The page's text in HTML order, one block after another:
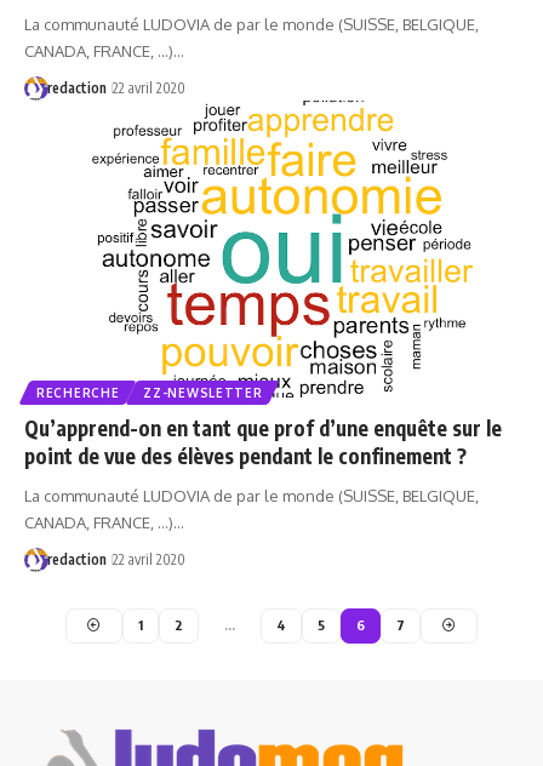
La communauté LUDOVIA de par le monde (SUISSE, BELGIQUE,
CANADA, FRANCE, ...)…
redaction 22 avril 2020
RECHERCHE ZZ-NEWSLETTER
Qu’apprend-on en tant que prof d’une enquête sur le
point de vue des élèves pendant le confinement ?
La communauté LUDOVIA de par le monde (SUISSE, BELGIQUE,
CANADA, FRANCE, ...)…
redaction 22 avril 2020
1 2 … 4 5 6 7